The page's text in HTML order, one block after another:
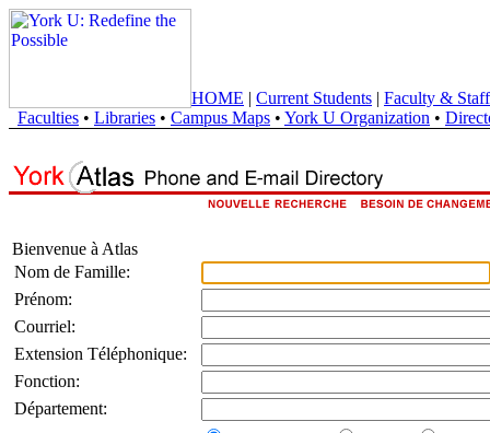
HOME | Current Students | Faculty & Staff
Faculties • Libraries • Campus Maps • York U Organization •
Bienvenue à Atlas
Nom de Famille:
Prénom:
Courriel:
Extension Téléphonique:
Fonction:
Département: